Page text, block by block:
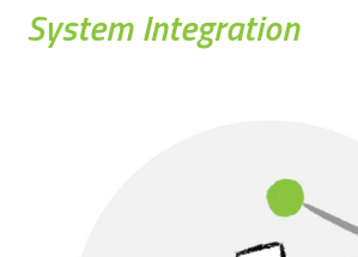
System Integration